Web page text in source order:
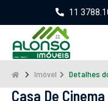
11
Imóvel Detalhes
Casa De